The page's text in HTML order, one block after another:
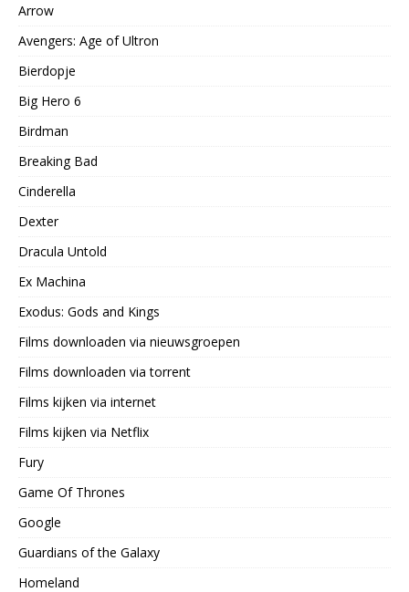
Arrow
Avengers: Age of Ultron
Bierdopje
Big Hero 6
Birdman
Breaking Bad
Cinderella
Dexter
Dracula Untold
Ex Machina
Exodus: Gods and Kings
Films downloaden via nieuwsgroepen
Films downloaden via torrent
Films kijken via internet
Films kijken via Netflix
Fury
Game Of Thrones
Google
Guardians of the Galaxy
Homeland